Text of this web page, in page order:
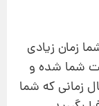
زمان زیادی
شما شده و
زمانی که شما